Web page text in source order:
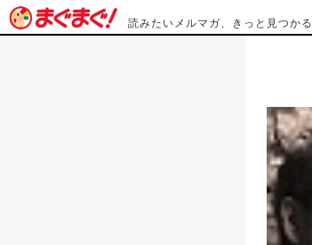
読みたいメルマガ、きっと見つかる